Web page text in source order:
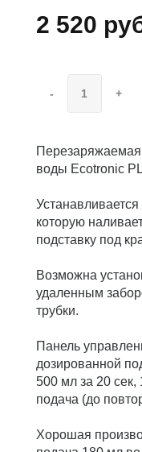
2 520
- +
воды Ecotronic
которую
подставку под
Возможна
удаленным
трубки.
Панель
дозированной
500 мл за 20 сек,
подача (до
Хорошая